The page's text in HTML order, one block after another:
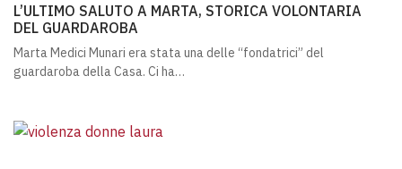
L’ULTIMO SALUTO A MARTA, STORICA VOLONTARIA
DEL GUARDAROBA
Marta Medici Munari era stata una delle “fondatrici” del
guardaroba della Casa. Ci ha…